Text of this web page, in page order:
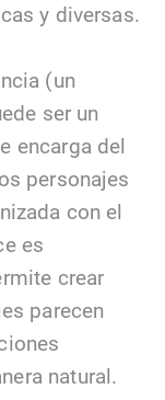
y diversas.
(un
ser un
encarga del
personajes
con el
es
crear
parecen
natural.